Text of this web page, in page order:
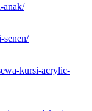
anak/
senen/
kursi-acrylic-